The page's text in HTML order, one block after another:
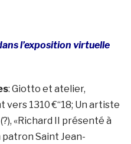
l’exposition virtuelle
: Giotto et atelier,
1310 €“18; Un artiste
«Richard II présenté à
patron Saint Jean-